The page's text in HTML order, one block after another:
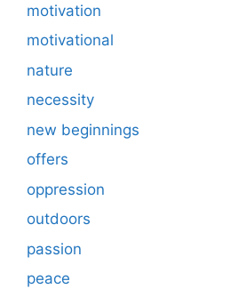
motivation
motivational
nature
necessity
new beginnings
offers
oppression
outdoors
passion
peace